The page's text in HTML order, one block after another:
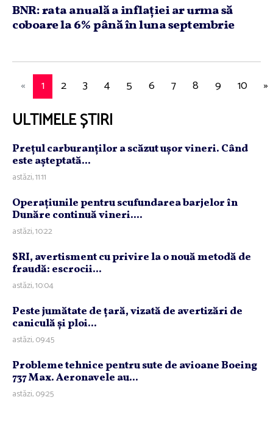
BNR: rata anuală a inflaţiei ar urma să
coboare la 6% până în luna septembrie
« 1 2 3 4 5 6 7 8 9 10 »
ULTIMELE ȘTIRI
Preţul carburanţilor a scăzut uşor vineri. Când
este aşteptată...
astăzi, 11:11
Operaţiunile pentru scufundarea barjelor în
Dunăre continuă vineri....
astăzi, 10:22
SRI, avertisment cu privire la o nouă metodă de
fraudă: escrocii...
astăzi, 10:04
Peste jumătate de ţară, vizată de avertizări de
caniculă şi ploi...
astăzi, 09:45
Probleme tehnice pentru sute de avioane Boeing
737 Max. Aeronavele au...
astăzi, 09:25